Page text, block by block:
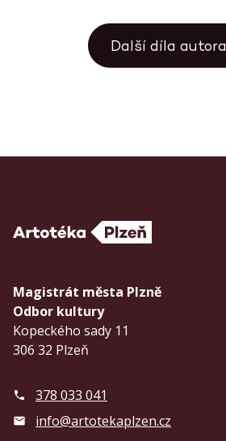
Další díla autora
Magistrát města Plzně
Odbor kultury
Kopeckého sady 11
306 32 Plzeň
378 033 041
info@artotekaplzen.cz